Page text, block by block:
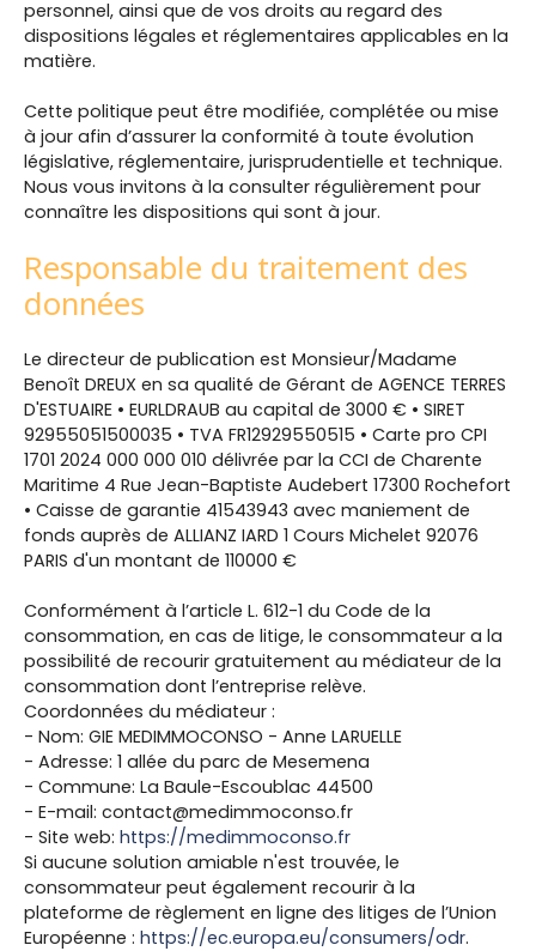
personnel, ainsi que de vos droits au regard des
dispositions légales et réglementaires applicables en la
matière.
Cette politique peut être modifiée, complétée ou mise
à jour afin d’assurer la conformité à toute évolution
législative, réglementaire, jurisprudentielle et technique.
Nous vous invitons à la consulter régulièrement pour
connaître les dispositions qui sont à jour.
Responsable du traitement des
données
Le directeur de publication est Monsieur/Madame
Benoît DREUX en sa qualité de Gérant de AGENCE TERRES
D'ESTUAIRE • EURLDRAUB au capital de 3000 € • SIRET
92955051500035 • TVA FR12929550515 • Carte pro CPI
1701 2024 000 000 010 délivrée par la CCI de Charente
Maritime 4 Rue Jean-Baptiste Audebert 17300 Rochefort
• Caisse de garantie 41543943 avec maniement de
fonds auprès de ALLIANZ IARD 1 Cours Michelet 92076
PARIS d'un montant de 110000 €
Conformément à l’article L. 612-1 du Code de la
consommation, en cas de litige, le consommateur a la
possibilité de recourir gratuitement au médiateur de la
consommation dont l’entreprise relève.
Coordonnées du médiateur :
- Nom: GIE MEDIMMOCONSO - Anne LARUELLE
- Adresse: 1 allée du parc de Mesemena
- Commune: La Baule-Escoublac 44500
- E-mail: contact@medimmoconso.fr
- Site web: https://medimmoconso.fr
Si aucune solution amiable n'est trouvée, le
consommateur peut également recourir à la
plateforme de règlement en ligne des litiges de l’Union
Européenne : https://ec.europa.eu/consumers/odr.